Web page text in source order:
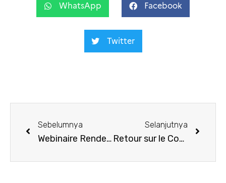
WhatsApp Facebook
Twitter
Sebelumnya
Webinaire Rendez-vous Jazz France – Indonesia 2023
Selanjutnya
Retour sur le Conseil d’Orientation Stratégique (COS) du service de coopération de l’Ambassade de France en Indonésie